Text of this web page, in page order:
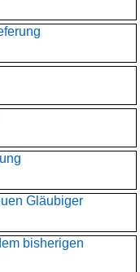
Gläubiger
bisherigen